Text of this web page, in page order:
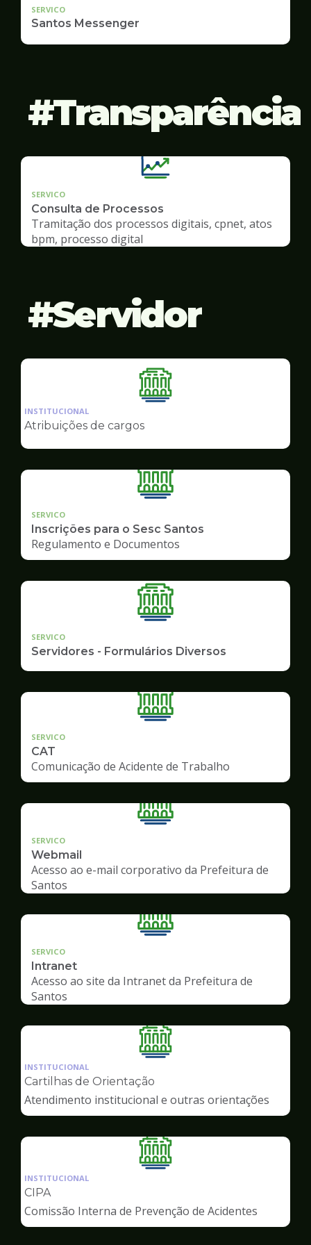
SERVICO
Santos Messenger
Transparência
SERVICO
Consulta de Processos
Tramitação dos processos digitais, cpnet, atos
bpm, processo digital
Servidor
Ilustração
da
Servidor
INSTITUCIONAL
Atribuições de cargos
SERVICO
Inscrições para o Sesc Santos
Regulamento e Documentos
SERVICO
Servidores - Formulários Diversos
SERVICO
CAT
Comunicação de Acidente de Trabalho
SERVICO
Webmail
Acesso ao e-mail corporativo da Prefeitura de
Santos
SERVICO
Intranet
Acesso ao site da Intranet da Prefeitura de
Santos
Ilustração
da
de
Servidor
INSTITUCIONAL
Cartilhas de Orientação
Atendimento institucional e outras orientações
Ilustração
da
Servidor
INSTITUCIONAL
CIPA
Comissão Interna de Prevenção de Acidentes